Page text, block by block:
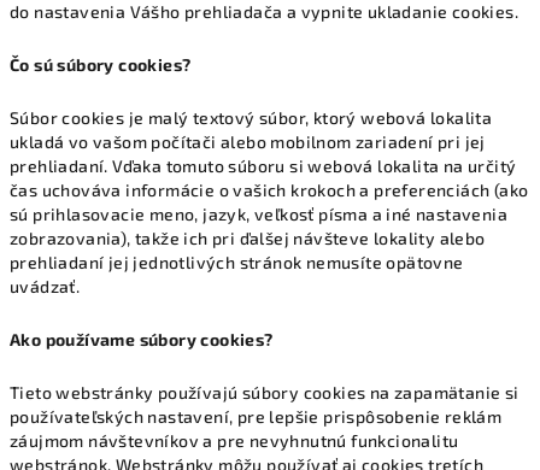
do nastavenia Vášho prehliadača a vypnite ukladanie cookies.
Čo sú súbory cookies?
Súbor cookies je malý textový súbor, ktorý webová lokalita
ukladá vo vašom počítači alebo mobilnom zariadení pri jej
prehliadaní. Vďaka tomuto súboru si webová lokalita na určitý
čas uchováva informácie o vašich krokoch a preferenciách (ako
sú prihlasovacie meno, jazyk, veľkosť písma a iné nastavenia
zobrazovania), takže ich pri ďalšej návšteve lokality alebo
prehliadaní jej jednotlivých stránok nemusíte opätovne
uvádzať.
Ako používame súbory cookies?
Tieto webstránky používajú súbory cookies na zapamätanie si
používateľských nastavení, pre lepšie prispôsobenie reklám
záujmom návštevníkov a pre nevyhnutnú funkcionalitu
webstránok. Webstránky môžu používať aj cookies tretích